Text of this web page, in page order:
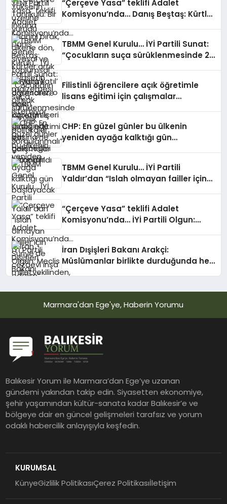
hayata katıl’ diyorsanız, o insan
kapıdan içeri girdiğinde başına ne
geleceğini bilmelidir
“Çerçeve Yasa” teklifi Adalet
Komisyonu’nda… Danış Beştaş: Kürtler
istemiyor
TBMM Genel Kurulu… İYİ Partili Sunat:
“Çocukların suça sürüklenmesinde 25
Filistinli öğrencilere açık öğretimle
lisans eğitimi için çalışmalar
hızlandırıldı
CHP: En güzel günler bu ülkenin
yeniden ayağa kalktığı gün
TBMM Genel Kurulu… İYİ Partili
Yaldır’dan “Islah olmayan failler için
“Çerçeve Yasa” teklifi Adalet
Komisyonu’nda… İYİ Partili Olgun:
kamuoyundan kaçıramaz
İran Dışişleri Bakanı Arakçi:
Müslümanlar birlikte durduğunda her
türlü tehditle yüzleşebilir
Marmara'dan Ege'ye, Haberin Yorumu
Balıkesir Yorum ile Marmara’dan Ege’ye uzanan
gündemi yakından takip edin. Siyasetten ekonomiye,
şehir yaşamından kültür-sanata kadar Balıkesir’e ve
bölgeye dair en güncel gelişmeleri tarafsız ve yorum
odaklı habercilik anlayışıyla keşfedin.
KURUMSAL
KünyeGizlilik PolitikasıÇerez Politikasıİletişim